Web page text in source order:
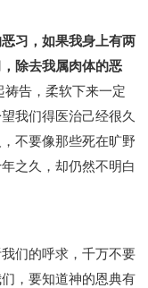
习，如果我身上有两
除去我属肉体的恶
告，柔软下来一定
我们得医治己经很久
不要像那些死在旷野
之久，却仍然不明白
们的呼求，千万不要
，要知道神的恩典有